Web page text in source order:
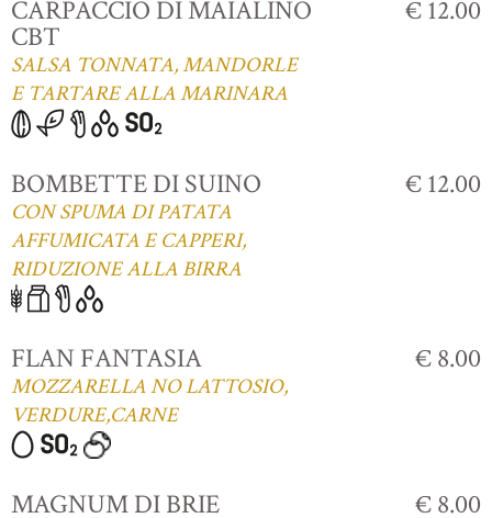
CARPACCIO DI MAIALINO
CBT
SALSA TONNATA, MANDORLE
E TARTARE ALLA MARINARA
€ 12.00
BOMBETTE DI SUINO
CON SPUMA DI PATATA
AFFUMICATA E CAPPERI,
RIDUZIONE ALLA BIRRA
€ 12.00
FLAN FANTASIA
MOZZARELLA NO LATTOSIO,
VERDURE,CARNE
€ 8.00
MAGNUM DI BRIE € 8.00